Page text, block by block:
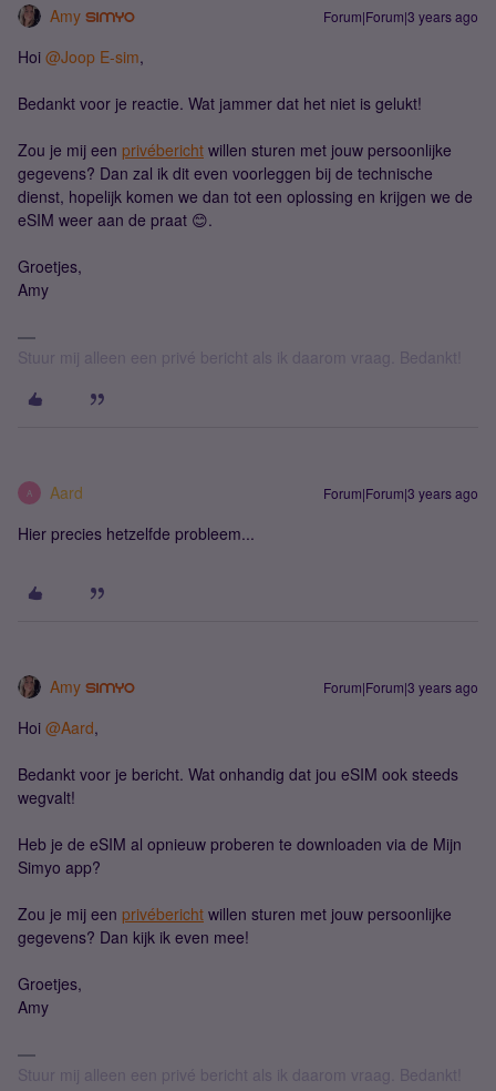
Amy Forum|Forum|3 years ago
Hoi @Joop E-sim,
Bedankt voor je reactie. Wat jammer dat het niet is gelukt!
Zou je mij een privébericht willen sturen met jouw persoonlijke
gegevens? Dan zal ik dit even voorleggen bij de technische
dienst, hopelijk komen we dan tot een oplossing en krijgen we de
eSIM weer aan de praat 😊.
Groetjes,
Amy
Stuur mij alleen een privé bericht als ik daarom vraag. Bedankt!
A Aard Forum|Forum|3 years ago
Hier precies hetzelfde probleem...
Amy Forum|Forum|3 years ago
Hoi @Aard,
Bedankt voor je bericht. Wat onhandig dat jou eSIM ook steeds
wegvalt!
Heb je de eSIM al opnieuw proberen te downloaden via de Mijn
Simyo app?
Zou je mij een privébericht willen sturen met jouw persoonlijke
gegevens? Dan kijk ik even mee!
Groetjes,
Amy
Stuur mij alleen een privé bericht als ik daarom vraag. Bedankt!